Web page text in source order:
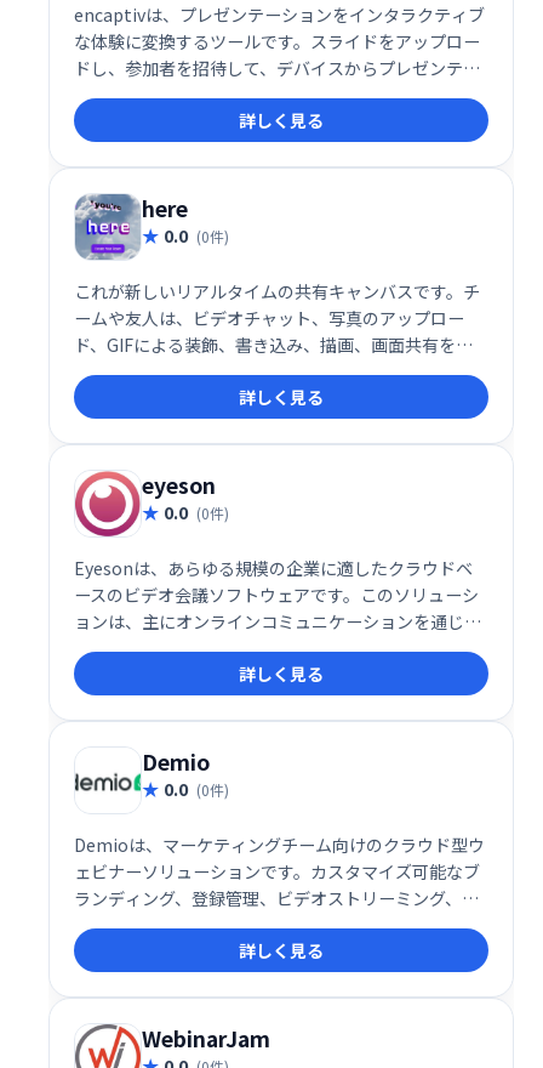
encaptivは、プレゼンテーションをインタラクティブ
な体験に変換するツールです。スライドをアップロー
ドし、参加者を招待して、デバイスからプレゼンテー
ションを操作できます。仮想、ハイブリッド、対面イ
ベントに対応し、オーディエンスのエンゲージメント
を高め、フィードバックを収集できます。同時セッシ
ョンの開催や視聴者参加状況の追跡も可能です。顧
客、ドナー、ファンの獲得を支援します。
詳しく見る
here
0.0 (0件)
これが新しいリアルタイムの共有キャンバスです。チ
ームや友人は、ビデオチャット、写真のアップロー
ド、GIFによる装飾、書き込み、描画、画面共有をす
べてブラウザで行うことができます。つぶやき共有埋
め込む
詳しく見る
eyeson
0.0 (0件)
Eyesonは、あらゆる規模の企業に適したクラウドベ
ースのビデオ会議ソフトウェアです。このソリューシ
ョンは、主にオンラインコミュニケーションを通じて
業務を行うビジネスチームに適しています。
詳しく見る
Demio
0.0 (0件)
Demioは、マーケティングチーム向けのクラウド型ウ
ェビナーソリューションです。カスタマイズ可能なブ
ランディング、登録管理、ビデオストリーミング、画
面共有といった機能で、効率的なイベント開催と顧客
とのコミュニケーションを実現します。詳細な分析機
能やリマインダー機能も搭載し、見込み客の育成や顧
客エンゲージメントを促進します。
詳しく見る
WebinarJam